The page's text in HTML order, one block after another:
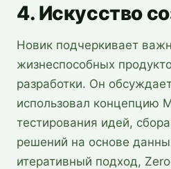
4. Искусство
Новик подчеркивает
жизнеспособных
разработки. Он
использовал концепцию
тестирования идей,
решений на основе
итеративный подход,